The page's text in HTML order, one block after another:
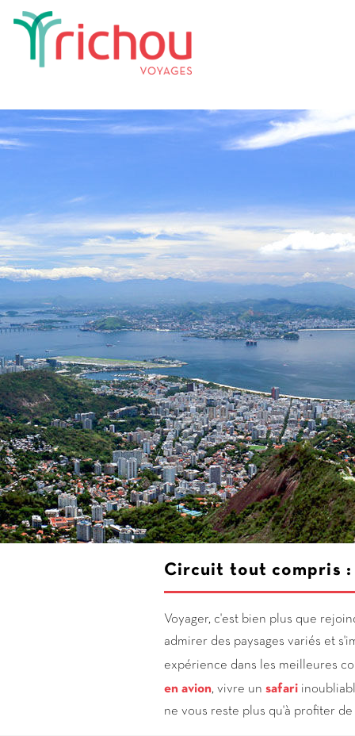
Circuit tout compris :
Voyager, c'est bien plus que
admirer des paysages variés et
expérience dans les meilleures
en avion, vivre un safari
ne vous reste plus qu'à profiter